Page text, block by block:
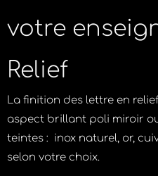
votre
Relief
La finition des lettre en
aspect brillant poli miroir
teintes : inox naturel, or,
selon votre choix.